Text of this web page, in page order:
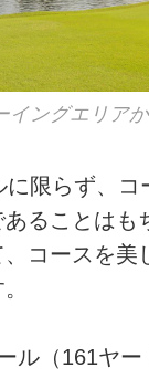
イングエリア
限らず、コ
ることはも
、コースを美
ル（161ヤー